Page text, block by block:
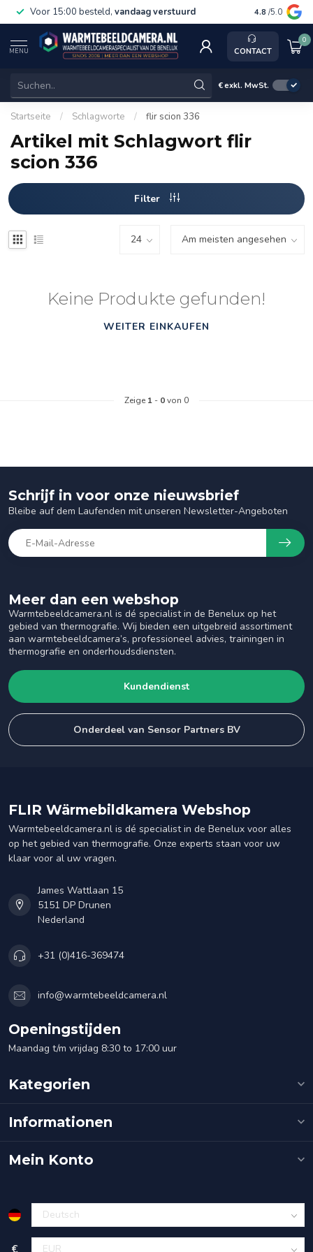
Voor 15:00 besteld, vandaag verstuurd Gratis
4.8 /5.0
MENU CONTACT
0
€exkl. MwSt.
Startseite / Schlagworte / flir scion 336
Artikel mit Schlagwort flir
scion 336
Filter
Keine Produkte gefunden!
WEITER EINKAUFEN
Zeige 1 - 0von 0
Meer dan een webshop
Warmtebeeldcamera.nl is dé specialist in de Benelux op het
gebied van thermografie. Wij bieden een uitgebreid assortiment
aan warmtebeeldcamera’s, professioneel advies, trainingen in
thermografie en onderhoudsdiensten.
Kundendienst
Onderdeel van Sensor Partners BV
Schrijf in voor onze nieuwsbrief
Bleibe auf dem Laufenden mit unseren Newsletter-Angeboten
FLIR Wärmebildkamera Webshop
Warmtebeeldcamera.nl is dé specialist in de Benelux voor alles
op het gebied van thermografie. Onze experts staan voor uw
klaar voor al uw vragen.
James Wattlaan 15
5151 DP Drunen
Nederland
+31 (0)416-369474
info@warmtebeeldcamera.nl
Openingstijden
Maandag t/m vrijdag 8:30 to 17:00 uur
Kategorien
Informationen
Mein Konto
€